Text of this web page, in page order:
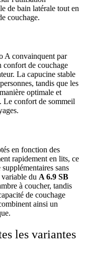
de bain latérale tout en
couchage.
A convainquent par
confort de couchage
La capucine stable
tandis que les
optimale et
Le confort de sommeil
en fonction des
rapidement en lits, ce
sans
du A 6.9 SB
à coucher, tandis
de couchage
ainsi un
les variantes